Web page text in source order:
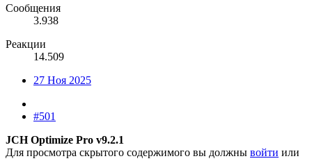
Сообщения
3.938
Реакции
14.509
27 Ноя 2025
#501
JCH Optimize Pro v9.2.1
Для просмотра скрытого содержимого вы должны войти или